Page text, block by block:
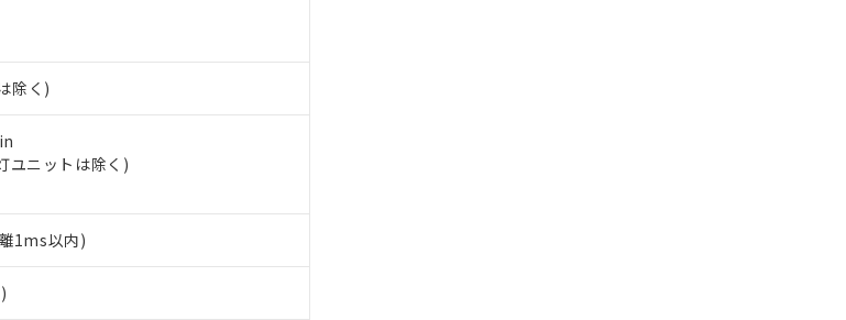
除く)
ユニットは除く)
1ms以内)
るもので、過去に遡って非含有を証明するものではありません。
物質の対応では、対応完了までの期間は出荷製品に未対応品が
しておりました。
していることから、特段のことがない限り、2022年1月12日よ